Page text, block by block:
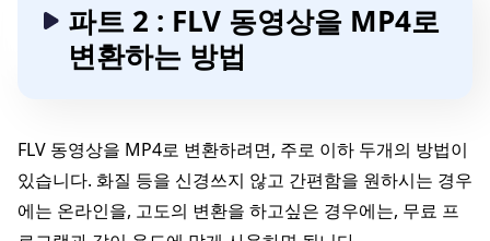
파트 2 : FLV 동영상을 MP4로
변환하는 방법
FLV 동영상을 MP4로 변환하려면, 주로 이하 두개의 방법이
있습니다. 화질 등을 신경쓰지 않고 간편함을 원하시는 경우
에는 온라인을, 고도의 변환을 하고싶은 경우에는, 무료 프